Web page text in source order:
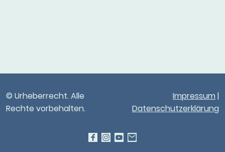
© Urheberrecht. Alle
Rechte vorbehalten.
Impressum |
Datenschutzerklärung